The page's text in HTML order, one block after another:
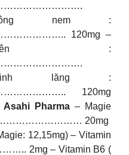
nem :
120mg –
:
lăng :
120mg
Asahi Pharma– Magie
20mg
12,15mg) – Vitamin
2mg – Vitamin B6 (